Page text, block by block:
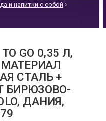
и напитки с собой
GO 0,35 Л,
МАТЕРИАЛ
СТАЛЬ +
БИРЮЗОВО-
ДАНИЯ,